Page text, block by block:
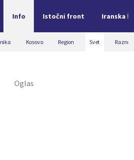
Info Istočni front Iranska
Kosovo Region Svet Razno